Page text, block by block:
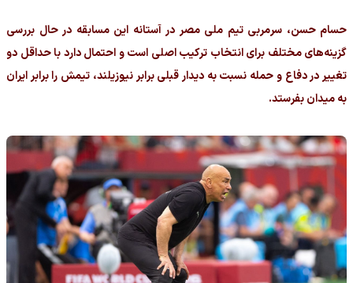
حسام حسن، سرمربی تیم ملی مصر در آستانه این مسابقه در حال بررسی
گزینه‌های مختلف برای انتخاب ترکیب اصلی است و احتمال دارد با حداقل دو
تغییر در دفاع و حمله نسبت به دیدار قبلی برابر نیوزیلند، تیمش را برابر ایران
به میدان بفرستد.